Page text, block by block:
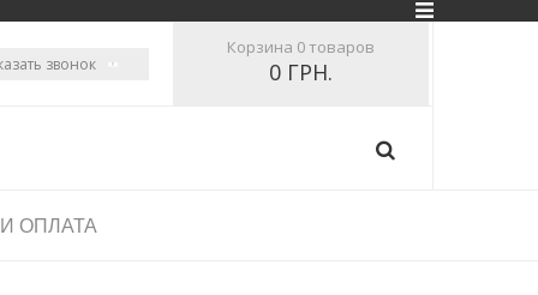
звонок
Корзина 0 товаров
0 ГРН.
ОПЛАТА